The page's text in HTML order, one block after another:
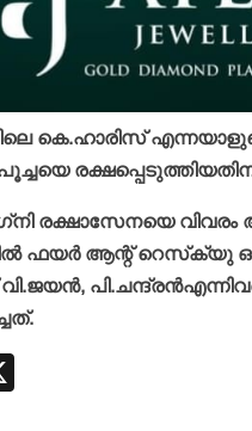
കെ.ഹാരിസ്
രക്ഷാസേനയെ
ഫയര്‍ ആന്റ് റെസ്‌ക്യു